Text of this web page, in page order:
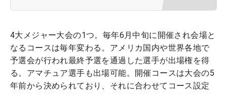
4大メジャー大会の1つ。毎年6月中旬に開催され会場と
なるコースは毎年変わる。アメリカ国内や世界各地で
予選会が行われ最終予選を通過した選手が出場権を得
る。アマチュア選手も出場可能。開催コースは大会の5
年前から決められており、それに合わせてコース設定